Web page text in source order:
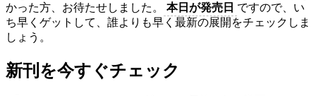
かった方、お待たせしました。
本日が発売日 ですので、い
ち早くゲットして、誰よりも早く最新の展開をチェックしま
しょう。
新刊を今すぐチェック